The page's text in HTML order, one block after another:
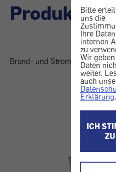
Bitte
uns die
Ihre
internen
zu
Wir
Daten
weiter.
auch
Erklärung.
ICH
ZU
Brand- und Stromschlaggefahr